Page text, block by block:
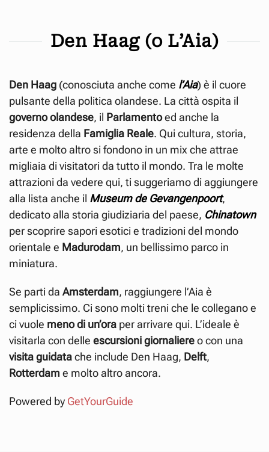
Den Haag (o L’Aia)
Den Haag (conosciuta anche come l’Aia) è il cuore
pulsante della politica olandese. La città ospita il
governoolandese, il Parlamentoed anche la
residenza della Famiglia Reale. Qui cultura, storia,
arte e molto altro si fondono in un mix che attrae
migliaia di visitatori da tutto il mondo. Tra le molte
attrazioni da vedere qui, ti suggeriamo di aggiungere
alla lista anche il Museum de Gevangenpoort,
dedicato alla storia giudiziaria del paese, Chinatown
per scoprire sapori esotici e tradizioni del mondo
orientale e Madurodam, un bellissimo parco in
miniatura.
Se parti da Amsterdam, raggiungere l’Aia è
semplicissimo. Ci sono molti treni che le collegano e
ci vuole meno di un’ora per arrivare qui. L’ideale è
visitarla con delle escursioni giornaliereo con una
visita guidatache include Den Haag, Delft,
Rotterdam e molto altro ancora.
Powered by GetYourGuide